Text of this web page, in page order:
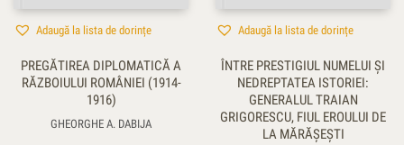
Adaugă la lista de dorințe
PREGĂTIREA DIPLOMATICĂ A
RĂZBOIULUI ROMÂNIEI (1914-
1916)
GHEORGHE A. DABIJA
Adaugă la lista de dorințe
ÎNTRE PRESTIGIUL NUMELUI ŞI
NEDREPTATEA ISTORIEI:
GENERALUL TRAIAN
GRIGORESCU, FIUL EROULUI DE
LA MĂRĂŞEŞTI